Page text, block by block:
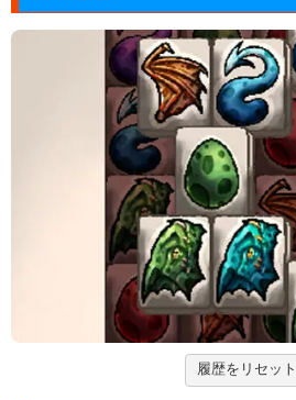
Mole Kingdom De...
モグラ王国のヒーローた
止める防衛ゲ...
アドファイ ウェブ版
回転する球体をリズムに合
る音楽ゲーム...
ジュエルカラーリング
宝石を入れ替えて床と同じ
ーム。
大乱闘スマッシュブラザー
任天堂の大乱闘スマッシ
履歴をリセット